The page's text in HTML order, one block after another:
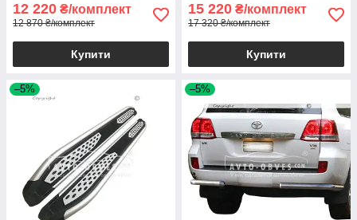
12 220 ₴/комплект
12 870 ₴/комплект
Купити
15 220 ₴/комплект
17 320 ₴/комплект
Купити
–5% –5%